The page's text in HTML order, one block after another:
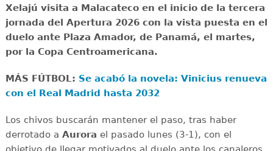
Xelajú visita a Malacateco en el inicio de la tercera
jornada del Apertura 2026 con la vista puesta en el
duelo ante Plaza Amador, de Panamá, el martes,
por la Copa Centroamericana.
MÁS FÚTBOL: Se acabó la novela: Vinicius renueva
con el Real Madrid hasta 2032
Los chivos buscarán mantener el paso, tras haber
derrotado a Aurora el pasado lunes (3-1), con el